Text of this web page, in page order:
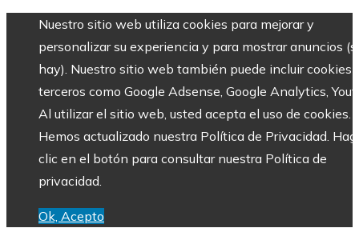
Nuestro sitio web utiliza cookies para mejorar y
personalizar su experiencia y para mostrar anuncios
hay). Nuestro sitio web también puede incluir cookies
terceros como Google Adsense, Google Analytics,
Al utilizar el sitio web, usted acepta el uso de cookies.
Hemos actualizado nuestra Política de Privacidad.
clic en el botón para consultar nuestra Política de
privacidad.
Ok, Acepto